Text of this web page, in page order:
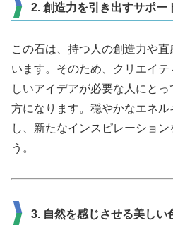
2. 創造力を引き出すサポー
この石は、持つ人の創造力や
います。そのため、クリエイ
しいアイデアが必要な人にと
方になります。穏やかなエネ
し、新たなインスピレーショ
う。
3. 自然を感じさせる美しい